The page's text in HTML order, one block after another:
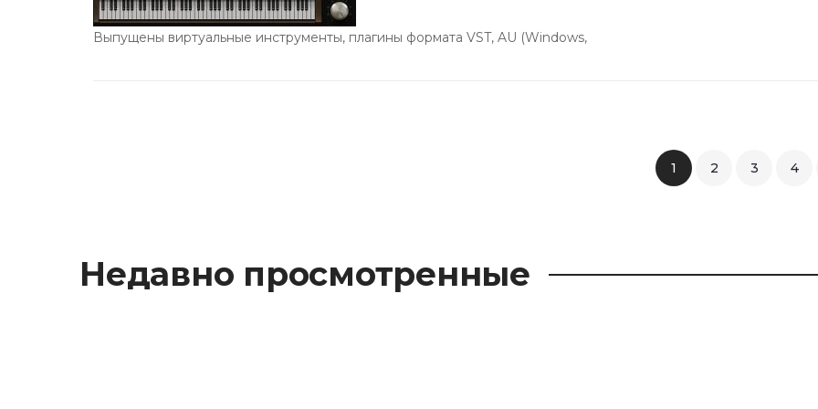
Выпущены виртуальные инструменты, плагины формата VST, AU (Windows,
1 2 3 4
Недавно просмотренные